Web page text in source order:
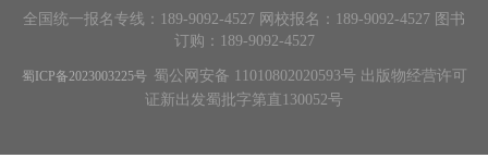
全国统一报名专线：189-9092-4527 网校报名：189-9092-4527 图书
订购：189-9092-4527
蜀ICP备2023003225号 蜀公网安备 11010802020593号 出版物经营许可
证新出发蜀批字第直130052号